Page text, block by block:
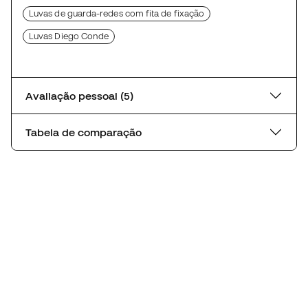
Luvas de guarda-redes com fita de fixação
Luvas Diego Conde
Avaliação pessoal (5)
Tabela de comparação